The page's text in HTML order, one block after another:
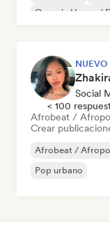
Organic House /
NUEVO
Social
< 100
Afrobeat /
Crear
Afrobeat /
Pop urbano